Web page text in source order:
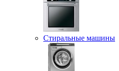
Стиральные машины